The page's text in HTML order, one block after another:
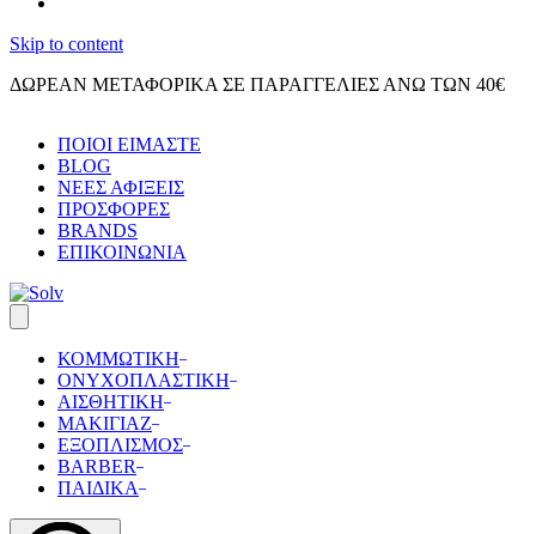
Skip to content
ΔΩΡΕΑΝ ΜΕΤΑΦΟΡΙΚΑ ΣΕ ΠΑΡΑΓΓΕΛΙΕΣ ΑΝΩ ΤΩΝ 40€
ΠΟΙΟΙ ΕΙΜΑΣΤΕ
BLOG
ΝΕΕΣ ΑΦΙΞΕΙΣ
ΠΡΟΣΦΟΡΕΣ
BRANDS
ΕΠΙΚΟΙΝΩΝΙΑ
ΚΟΜΜΩΤΙΚΗ
ΟΝΥΧΟΠΛΑΣΤΙΚΗ
ΑΙΣΘΗΤΙΚΗ
ΜΑΚΙΓΙΑΖ
ΕΞΟΠΛΙΣΜΟΣ
BARBER
ΠΑΙΔΙΚΑ